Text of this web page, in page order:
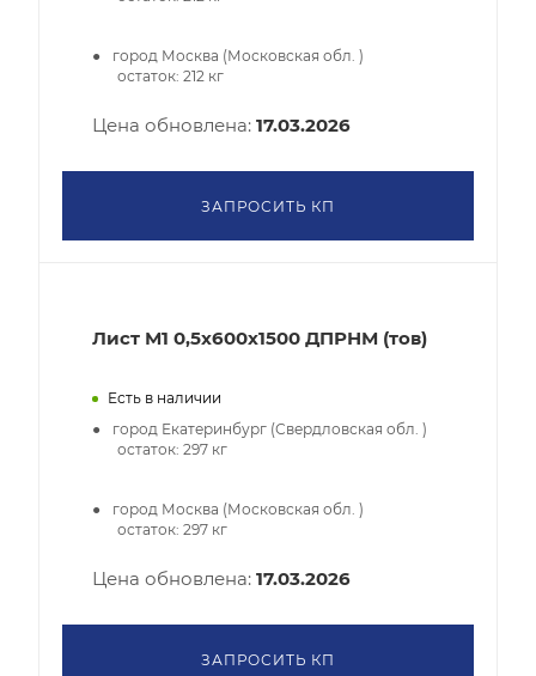
город Москва (Московская обл. )
остаток: 212 кг
Цена обновлена: 17.03.2026
ЗАПРОСИТЬ КП
Лист М1 0,5х600х1500 ДПРНМ (тов)
Есть в наличии
город Екатеринбург (Свердловская обл. )
остаток: 297 кг
город Москва (Московская обл. )
остаток: 297 кг
Цена обновлена: 17.03.2026
ЗАПРОСИТЬ КП